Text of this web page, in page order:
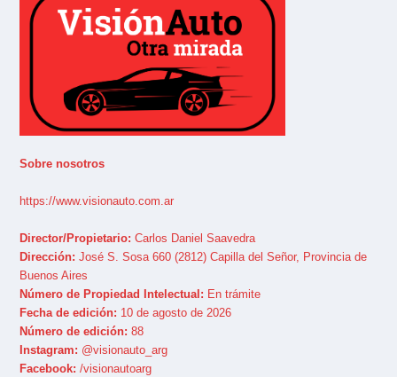
Sobre nosotros
https://www.visionauto.com.ar
Director/Propietario: Carlos Daniel Saavedra
Dirección: José S. Sosa 660 (2812) Capilla del Señor, Provincia de
Buenos Aires
Número de Propiedad Intelectual: En trámite
Fecha de edición: 10 de agosto de 2026
Número de edición: 88
Instagram: @visionauto_arg
Facebook: /visionautoarg